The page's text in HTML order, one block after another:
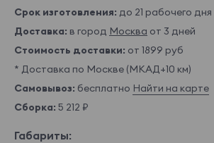
Срок изготовления: до 21 рабочего дня
Доставка: в город Москва от 3 дней
Стоимость доставки: от 1899 руб
* Доставка по Москве (МКАД+10 км)
Самовывоз: бесплатно Найти на карте
Сборка: 5 212 ₽
Габариты: